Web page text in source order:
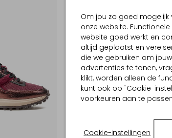
Om jou zo goed mogelijk
onze website.
website goed werkt en
altijd geplaatst en
die we gebruiken om
advertenties te tonen,
klikt, worden alleen de
kunt ook op "Cookie-
voorkeuren aan te
Cookie-instellingen
Nieuw